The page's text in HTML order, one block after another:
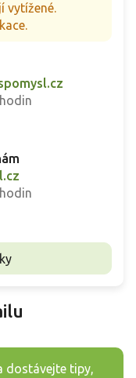
vytížené.
dostávejte tipy,